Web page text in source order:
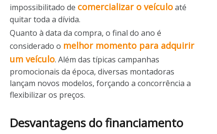
impossibilitado de comercializar o veículoaté
quitar toda a dívida.
Quanto à data da compra, o final do ano é
considerado o melhor momento para adquirir
um veículo. Além das típicas campanhas
promocionais da época, diversas montadoras
lançam novos modelos, forçando a concorrência a
flexibilizar os preços.
Desvantagens do financiamento